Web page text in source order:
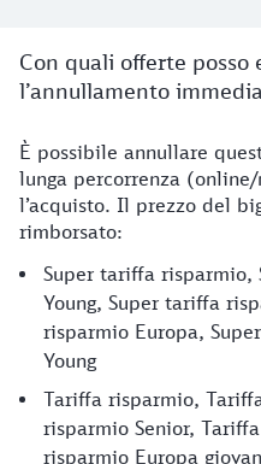
Con quali offerte posso
l’annullamento
È possibile annullare
lunga percorrenza
l’acquisto. Il prezzo del
rimborsato:
Super tariffa
Young, Super tariffa
risparmio Europa,
Young
Tariffa risparmio,
risparmio Senior,
risparmio Europa